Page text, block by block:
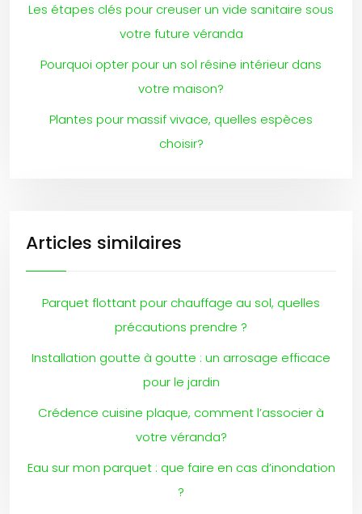
Les étapes clés pour creuser un vide sanitaire sous
votre future véranda
Pourquoi opter pour un sol résine intérieur dans
votre maison?
Plantes pour massif vivace, quelles espèces
choisir?
Articles similaires
Parquet flottant pour chauffage au sol, quelles
précautions prendre ?
Installation goutte à goutte : un arrosage efficace
pour le jardin
Crédence cuisine plaque, comment l’associer à
votre véranda?
Eau sur mon parquet : que faire en cas d’inondation
?